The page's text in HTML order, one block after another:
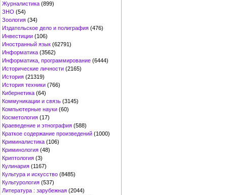
Журналистика (899)
ЗНО (54)
Зоология (34)
Издательское дело и полиграфия (476)
Инвестиции (106)
Иностранный язык (62791)
Информатика (3562)
Информатика, программирование (6444)
Исторические личности (2165)
История (21319)
История техники (766)
Кибернетика (64)
Коммуникации и связь (3145)
Компьютерные науки (60)
Косметология (17)
Краеведение и этнография (588)
Краткое содержание произведений (1000)
Криминалистика (106)
Криминология (48)
Криптология (3)
Кулинария (1167)
Культура и искусство (8485)
Культурология (537)
Литература : зарубежная (2044)